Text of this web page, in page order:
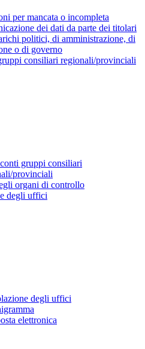
per mancata o incompleta
dei dati da parte dei titolari
politici, di amministrazione, di
o di governo
consiliari regionali/provinciali
gruppi consiliari
provinciali
organi di controllo
degli uffici
degli uffici
elettronica